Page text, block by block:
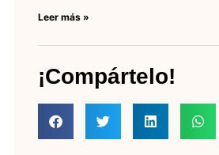
Leer más »
¡Compártelo!